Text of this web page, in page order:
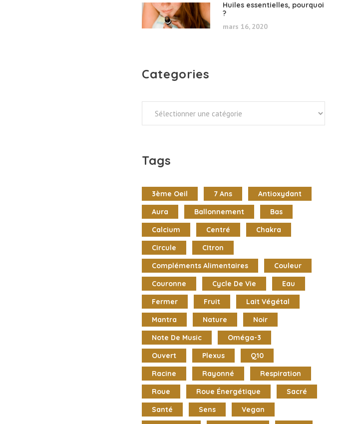
Huiles essentielles, pourquoi
?
mars 16, 2020
Categories
Categories
Tags
3ème Oeil 7 Ans
Antioxydant
Aura
Ballonnement
Bas
Calcium
Centré
Chakra
Circule
CItron
Compléments Alimentaires
Couleur
Couronne
Cycle De Vie
Eau
Fermer
Fruit
Lait Végétal
Mantra
Nature
Noir
Note De Music
Oméga-3
Ouvert
Plexus
Q10
Racine
Rayonné
Respiration
Roue
Roue Énergétique
Sacré
Santé
Sens
Vegan